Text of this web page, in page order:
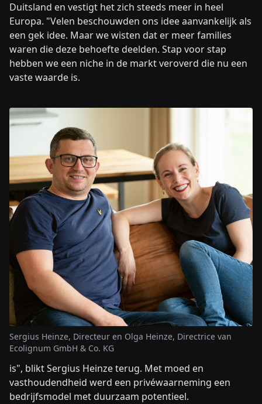
Duitsland en vestigt het zich steeds meer in heel
Europa. "Velen beschouwden ons idee aanvankelijk als
een gek idee. Maar we wisten dat er meer families
waren die deze behoefte deelden. Stap voor stap
hebben we een niche in de markt veroverd die nu een
vaste waarde is.
Sergius Heinze, Directeur en Olga Heinze, Directrice van
Ecolignum GmbH & Co. KG
is", blikt Sergius Heinze terug. Met moed en
vasthoudendheid werd een privéwaarneming een
bedrijfsmodel met duurzaam potentieel.